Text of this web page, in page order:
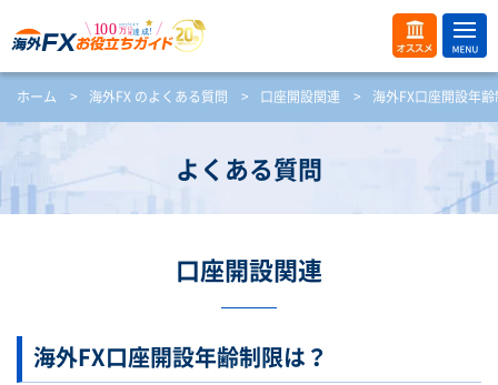
オス
スメ
ME
NU
開
ホーム > 海外FX のよくある質問 > 口座開設関連 > 海外FX口座開設年
よくある質問
口座開設関連
海外FX口座開設年齢制限は？